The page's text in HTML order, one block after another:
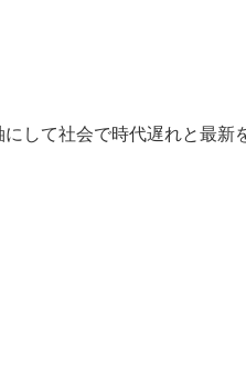
して社会で時代遅れと最新